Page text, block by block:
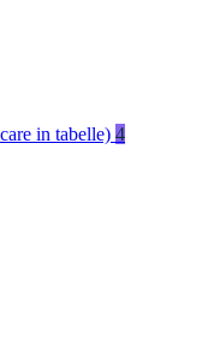
in tabelle) 4